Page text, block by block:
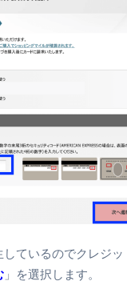
ているのでクレジッ
」を選択します。